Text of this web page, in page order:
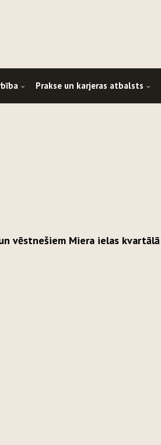
Prakse un karjeras atbalsts
vēstnešiem Miera ielas kvartālā